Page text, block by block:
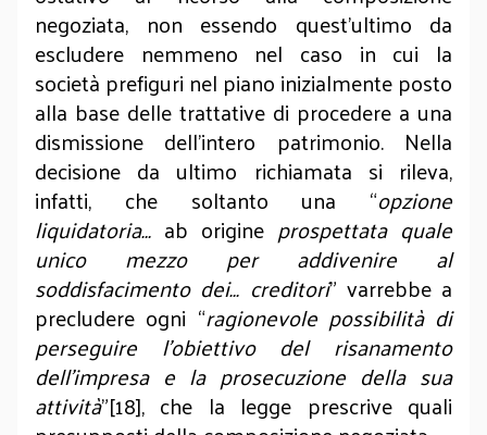
negoziata, non essendo quest’ultimo da
escludere nemmeno nel caso in cui la
società prefiguri nel piano inizialmente posto
alla base delle trattative di procedere a una
dismissione dell’intero patrimonio. Nella
decisione da ultimo richiamata si rileva,
infatti, che soltanto una “opzione
liquidatoria… ab origine prospettata quale
unico mezzo per addivenire al
soddisfacimento dei… creditori” varrebbe a
precludere ogni “ragionevole possibilità di
perseguire l’obiettivo del risanamento
dell’impresa e la prosecuzione della sua
attività”[18], che la legge prescrive quali